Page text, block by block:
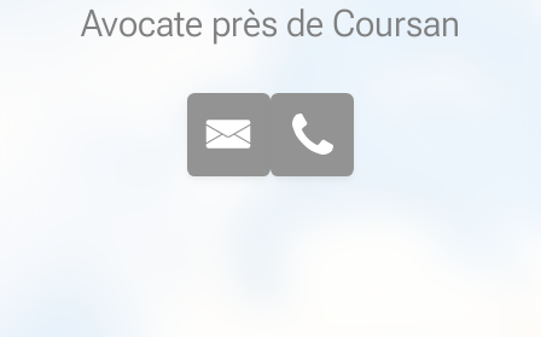
Avocate près de Coursan